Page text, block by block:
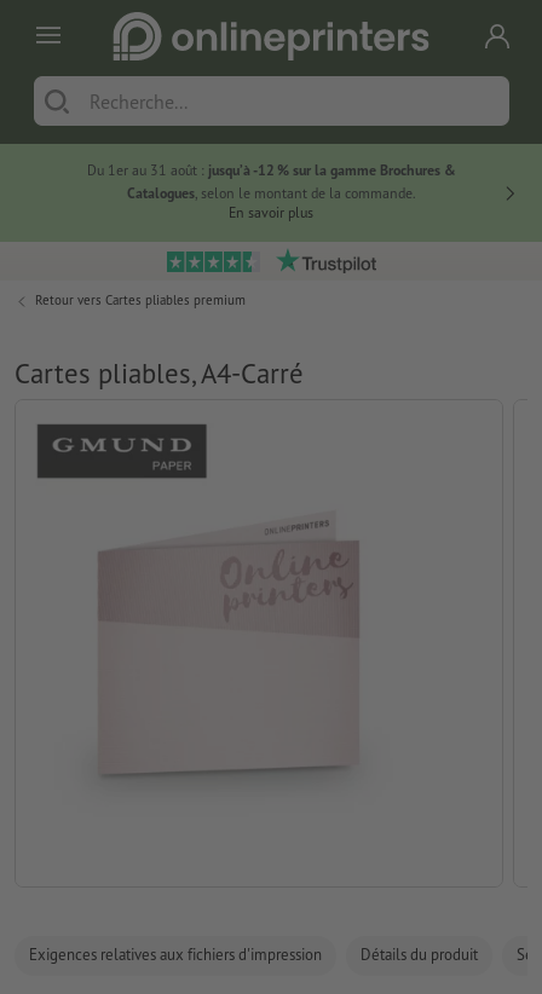
Du 1er au 31 août : jusqu’à -12 % sur la gamme Brochures &
Catalogues, selon le montant de la commande.
En savoir plus
Retour vers Cartes pliables premium
Cartes pliables, A4-Carré
Exigences relatives aux fichiers d'impression Détails du produit